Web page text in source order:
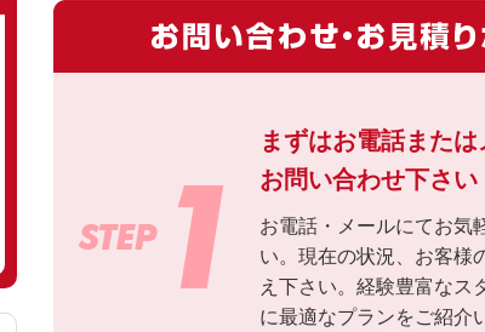
まずはお電話また
お問い合わせ下さい
お電話・メールにてお気
い。現在の状況、お客様
え下さい。経験豊富なス
に最適なプランをご紹介